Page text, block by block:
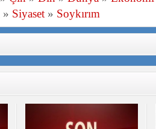
» Siyaset » Soykırım